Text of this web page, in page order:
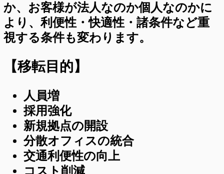
か、お客様が法人なのか個人なのかに
より、利便性・快適性・諸条件など重
視する条件も変わります。
【移転目的】
人員増
採用強化
新規拠点の開設
分散オフィスの統合
交通利便性の向上
コスト削減